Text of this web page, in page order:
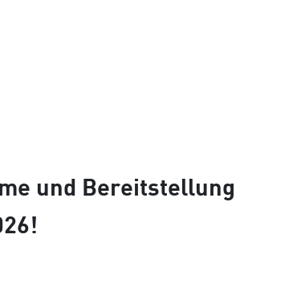
und Bereitstellung